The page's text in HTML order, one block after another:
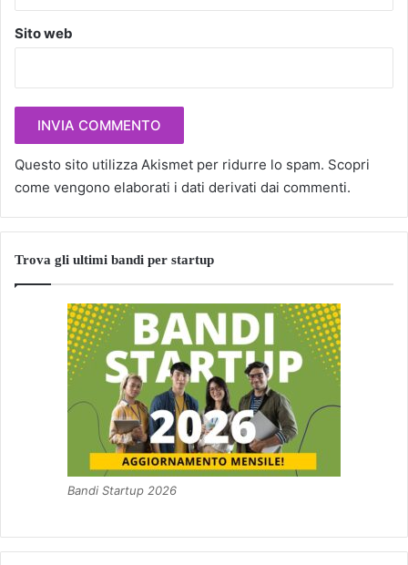
Sito web
Questo sito utilizza Akismet per ridurre lo spam. Scopri
come vengono elaborati i dati derivati dai commenti.
Trova gli ultimi bandi per startup
Bandi Startup 2026